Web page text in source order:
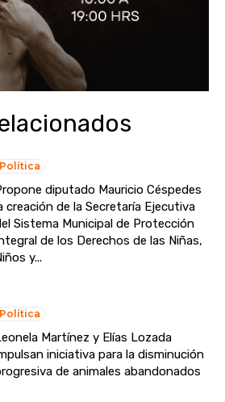
Política
diputado Mauricio Céspedes
creación de la Secretaría Ejecutiva
Sistema Municipal de Protección
de los Derechos de las Niñas,
y...
Política
Martínez y Elías Lozada
iniciativa para la disminución
de animales abandonados